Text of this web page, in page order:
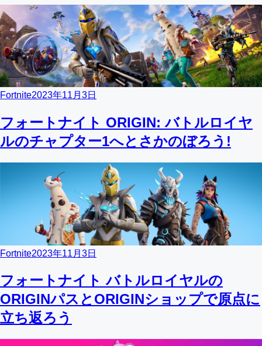
Fortnite2023年11月3日
フォートナイト ORIGIN: バトルロイヤ
ルのチャプター1へとさかのぼろう!
Fortnite2023年11月3日
フォートナイト バトルロイヤルの
ORIGINパスとORIGINショップで原点に
立ち返ろう